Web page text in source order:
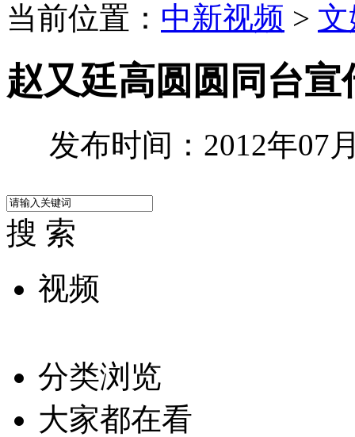
当前位置： 中新视频 >
赵又廷高圆圆同台
发布时间：2012年07
搜 索
视频
分类浏览
大家都在看